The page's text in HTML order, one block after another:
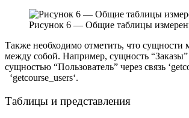
Рисунок 6 — Общие таблицы
Также необходимо отметить, что сущности
между собой. Например, сущность “Заказы”
сущностью “Пользователь” через связь ‘
‘getcourse_users‘.
Таблицы и представления